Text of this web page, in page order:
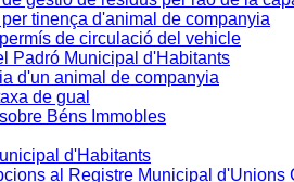
tinença d'animal de companyia
de circulació del vehicle
Padró Municipal d'Habitants
d'un animal de companyia
de gual
Béns Immobles
d'Habitants
al Registre Municipal d'Unions